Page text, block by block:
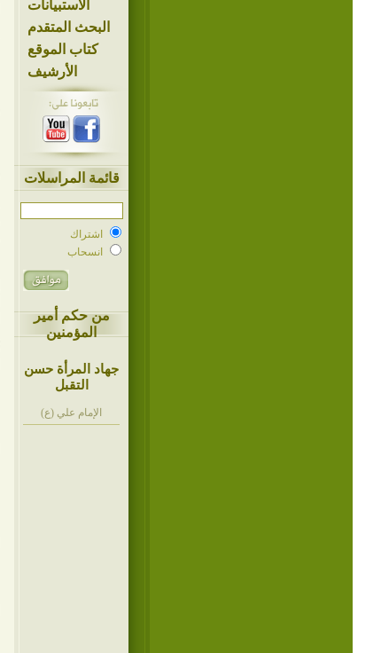
الاستبيانات
البحث المتقدم
كتاب الموقع
الأرشيف
قائمة المراسلات
اشتراك
انسحاب
من حكم أمير
المؤمنين
جهاد المرأة حسن
التقبل
الإمام علي (ع)